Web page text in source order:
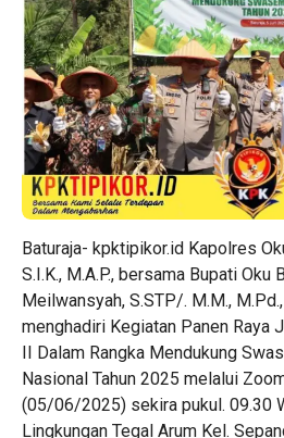
Baturaja- kpktipikor.id Kapolres
S.I.K., M.A.P., bersama Bupati Oku
Meilwansyah, S.STP/. M.M.,
menghadiri Kegiatan Panen Raya
II Dalam Rangka Mendukung
Nasional Tahun 2025 melalui
(05/06/2025) sekira pukul. 09.30
Lingkungan Tegal Arum Kel.